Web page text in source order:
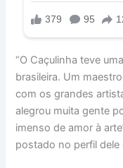
“O Caçulinha teve
brasileira. Um
com os grandes
alegrou muita gente
imenso de amor à
postado no perfil dele